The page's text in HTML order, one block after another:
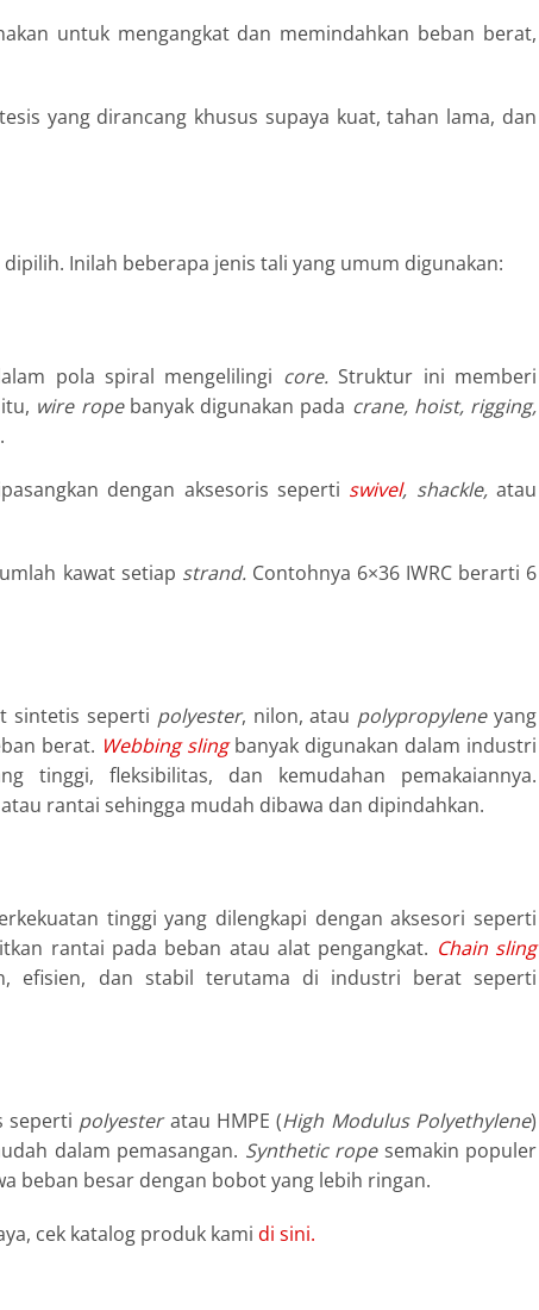
untuk mengangkat dan memindahkan beban berat,
yang dirancang khusus supaya kuat, tahan lama, dan
dipilih. Inilah beberapa jenis tali yang umum digunakan:
pola spiral mengelilingi core.Struktur ini memberi
wire ropebanyak digunakan pada crane, hoist, rigging,
dengan aksesoris seperti swivel, shackle,atau
kawat setiap strand. Contohnya 6×36 IWRC berarti 6
sintetis seperti polyester, nilon, atau polypropyleneyang
berat. Webbing slingbanyak digunakan dalam industri
tinggi, fleksibilitas, dan kemudahan pemakaiannya.
rantai sehingga mudah dibawa dan dipindahkan.
tinggi yang dilengkapi dengan aksesori seperti
rantai pada beban atau alat pengangkat. Chain sling
efisien, dan stabil terutama di industri berat seperti
seperti polyesteratau HMPE (High Modulus Polyethylene)
dalam pemasangan. Synthetic ropesemakin populer
beban besar dengan bobot yang lebih ringan.
cek katalog produk kami di sini.